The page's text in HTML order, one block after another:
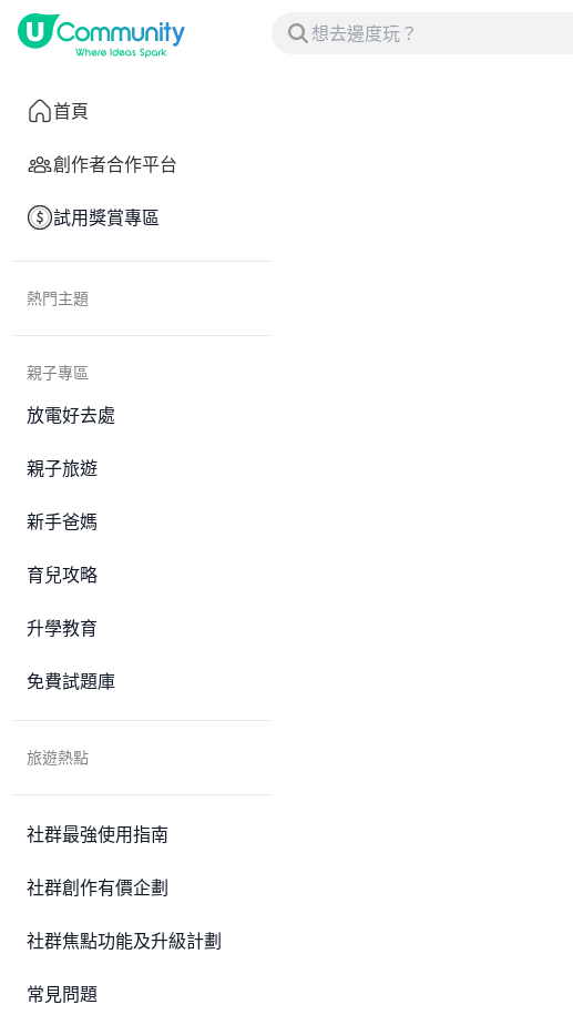
首頁
創作者合作平台
試用獎賞專區
熱門主題
親子專區
放電好去處
親子旅遊
新手爸媽
育兒攻略
升學教育
免費試題庫
旅遊熱點
社群最強使用指南
社群創作有價企劃
社群焦點功能及升級計劃
常見問題